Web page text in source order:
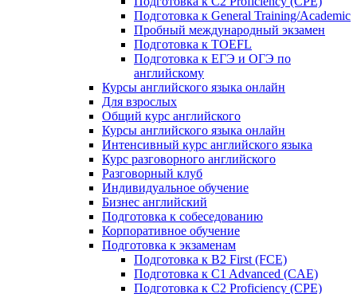
Подготовка к General Training/Academic
Пробный международный экзамен
Подготовка к TOEFL
Подготовка к ЕГЭ и ОГЭ по
английскому
Курсы английского языка онлайн
Для взрослых
Общий курс английского
Курсы английского языка онлайн
Интенсивный курс английского языка
Курс разговорного английского
Разговорный клуб
Индивидуальное обучение
Бизнес английский
Подготовка к собеседованию
Корпоративное обучение
Подготовка к экзаменам
Подготовка к B2 First (FCE)
Подготовка к C1 Advanced (CAE)
Подготовка к C2 Proficiency (CPE)